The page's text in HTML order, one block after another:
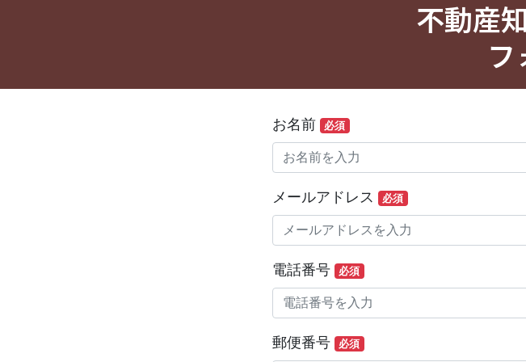
不動産
フ
お名前 必須
メールアドレス 必須
電話番号 必須
郵便番号 必須